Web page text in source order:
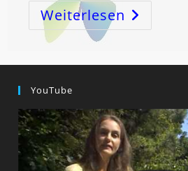
Weiterlesen Die
Grundpfeiler
YouTube